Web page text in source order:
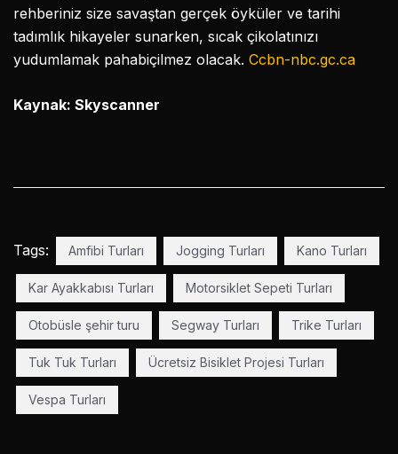
rehberiniz size savaştan gerçek öyküler ve tarihi
tadımlık hikayeler sunarken, sıcak çikolatınızı
yudumlamak pahabiçilmez olacak. Ccbn-nbc.gc.ca
Kaynak: Skyscanner
Tags: Amfibi Turları Jogging Turları Kano Turları
Kar Ayakkabısı Turları Motorsiklet Sepeti Turları
Otobüsle şehir turu Segway Turları Trike Turları
Tuk Tuk Turları Ücretsiz Bisiklet Projesi Turları
Vespa Turları